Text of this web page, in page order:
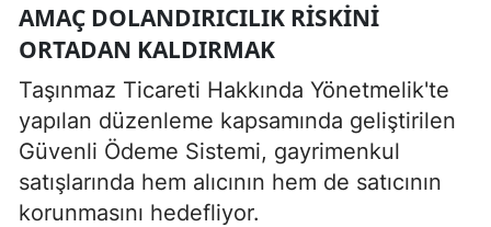
AMAÇ DOLANDIRICILIK RISKINI
ORTADAN KALDIRMAK
Taşınmaz Ticareti Hakkında Yönetmelik'te
yapılan düzenleme kapsamında geliştirilen
Güvenli Ödeme Sistemi, gayrimenkul
satışlarında hem alıcının hem de satıcının
korunmasını hedefliyor.